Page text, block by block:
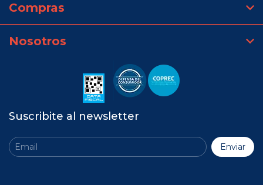
Compras
Nosotros
Suscribite al newsletter